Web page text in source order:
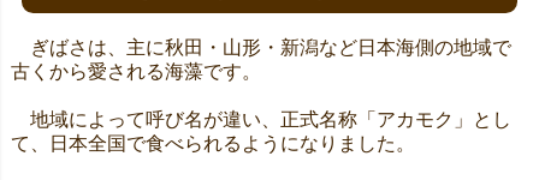
ぎばさは、主に秋田・山形・新潟など日本海側の地域で
古くから愛される海藻です。
地域によって呼び名が違い、正式名称「アカモク」とし
て、日本全国で食べられるようになりました。